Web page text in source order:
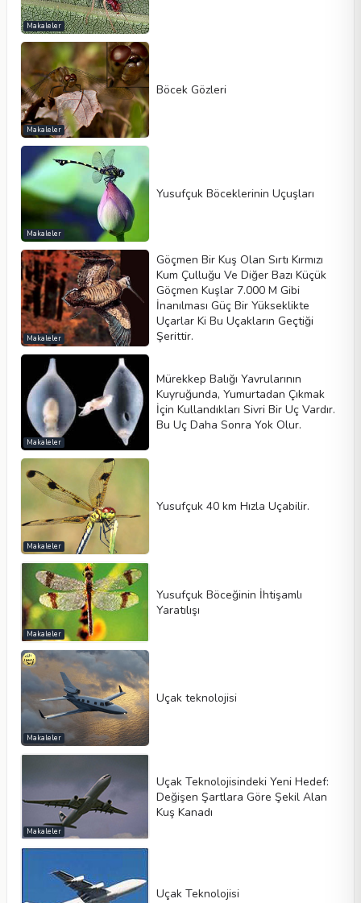
Makaleler
Makaleler
Böcek Gözleri
Makaleler
Yusufçuk Böceklerinin Uçuşları
Makaleler
Göçmen Bir Kuş Olan Sırtı Kırmızı
Kum Çulluğu Ve Diğer Bazı Küçük
Göçmen Kuşlar 7.000 M Gibi
İnanılması Güç Bir Yükseklikte
Uçarlar Ki Bu Uçakların Geçtiği
Şerittir.
Makaleler
Mürekkep Balığı Yavrularının
Kuyruğunda, Yumurtadan Çıkmak
İçin Kullandıkları Sivri Bir Uç Vardır.
Bu Uç Daha Sonra Yok Olur.
Makaleler
Yusufçuk 40 km Hızla Uçabilir.
Makaleler
Yusufçuk Böceğinin İhtişamlı
Yaratılışı
Makaleler
Uçak teknolojisi
Makaleler
Uçak Teknolojisindeki Yeni Hedef:
Değişen Şartlara Göre Şekil Alan
Kuş Kanadı
Uçak Teknolojisi